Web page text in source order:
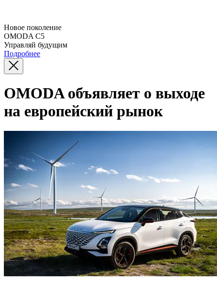
Новое поколение
OMODA C5
Управляй будущим
Подробнее
OMODA объявляет о выходе
на европейский рынок